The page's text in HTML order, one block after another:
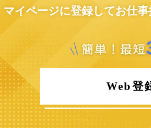
マイページに登録してお仕
Web登